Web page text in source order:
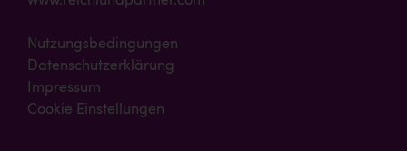
Nutzungsbedingungen
Datenschutzerklärung
Impressum
Cookie Einstellungen